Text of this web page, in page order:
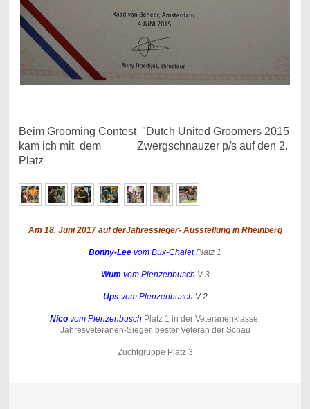
Beim Grooming Contest "Dutch United Groomers 2015
kam ich mit dem Zwergschnauzer p/s auf den 2.
Platz
Am 18. Juni 2017 auf derJahressieger- Ausstellung in Rheinberg
Bonny-Lee vom Bux-Chalet Platz 1
Wum vom Plenzenbusch V 3
Ups vom Plenzenbusch V 2
Nico vom Plenzenbusch Platz 1 in der Veteranenklasse,
Jahresveteranen-Sieger, bester Veteran der Schau
Zuchtgruppe Platz 3